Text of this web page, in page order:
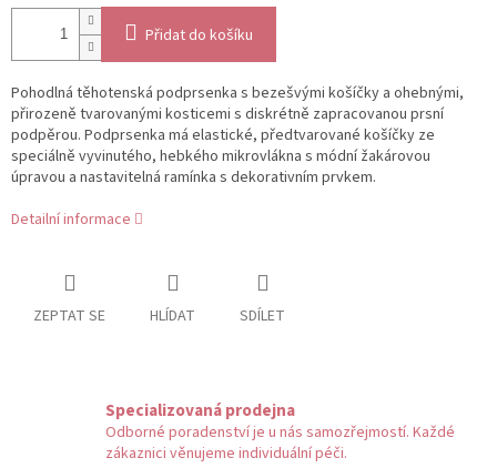
Přidat do košíku
Pohodlná těhotenská podprsenka s bezešvými košíčky a ohebnými,
přirozeně tvarovanými kosticemi s diskrétně zapracovanou prsní
podpěrou. Podprsenka má elastické, předtvarované košíčky ze
speciálně vyvinutého, hebkého mikrovlákna s módní žakárovou
úpravou a nastavitelná ramínka s dekorativním prvkem.
Detailní informace
ZEPTAT SE HLÍDAT SDÍLET
Specializovaná prodejna
Odborné poradenství je u nás samozřejmostí. Každé
zákaznici věnujeme individuální péči.